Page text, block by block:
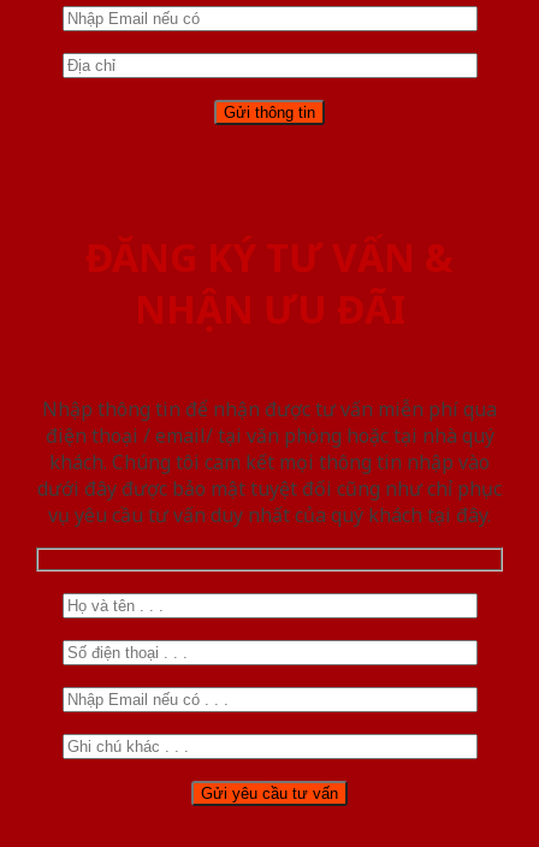
ĐĂNG KÝ TƯ VẤN &
NHẬN ƯU ĐÃI
Nhập thông tin để nhận được tư vấn miễn phí qua
điện thoại / email/ tại văn phòng hoặc tại nhà quý
khách. Chúng tôi cam kết mọi thông tin nhập vào
dưới đây được bảo mật tuyệt đối cũng như chỉ phục
vụ yêu cầu tư vấn duy nhất của quý khách tại đây.